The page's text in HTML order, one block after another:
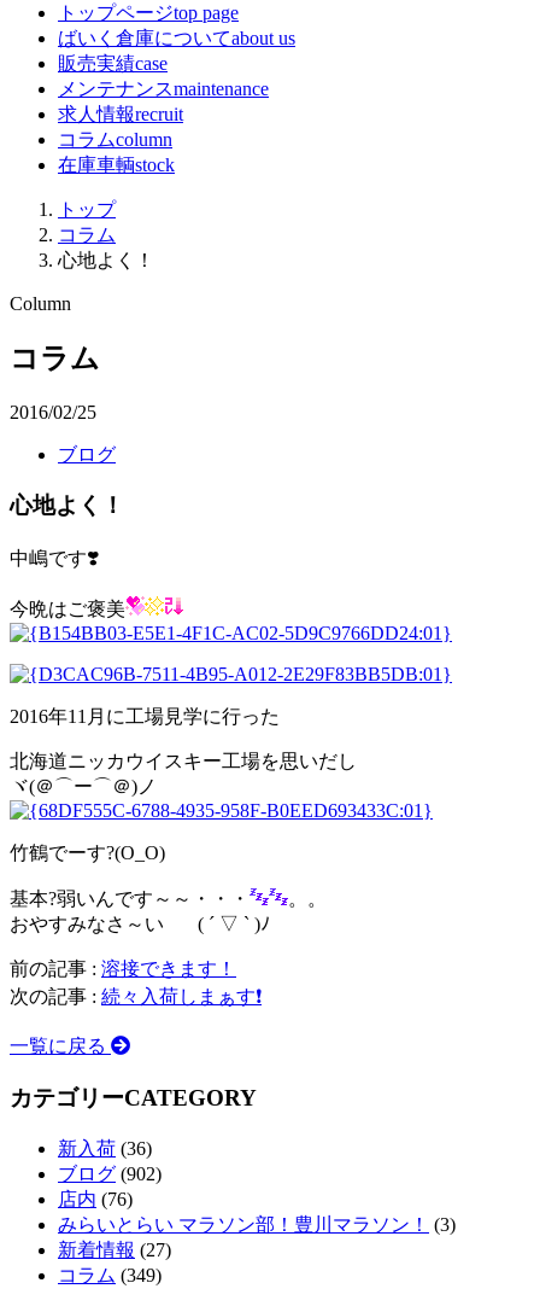
トップページtop page
ばいく倉庫についてabout us
販売実績case
メンテナンスmaintenance
求人情報recruit
コラムcolumn
在庫車輌stock
トップ
コラム
心地よく！
Column
コラム
2016/02/25
ブログ
心地よく！
中嶋です❣️
今晩はご褒美
2016年11月に工場見学に行った
北海道ニッカウイスキー工場を思いだし
ヾ(＠⌒ー⌒＠)ノ
竹鶴でーす?(O_O)
基本?弱いんです～～・・・
。。
おやすみなさ～い ( ´ ▽ ` )ﾉ
前の記事 : 溶接できます！
次の記事 : 続々入荷しまぁす❗️
一覧に戻る
カテゴリーCATEGORY
新入荷 (36)
ブログ (902)
店内 (76)
みらいとらい マラソン部！豊川マラソン！
(3)
新着情報 (27)
コラム (349)